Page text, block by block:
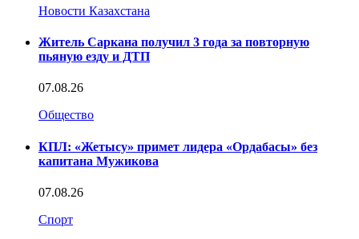
Новости Казахстана
Житель Саркана получил 3 года за повторную
пьяную езду и ДТП
07.08.26
Общество
КПЛ: «Жетысу» примет лидера «Ордабасы» без
капитана Мужикова
07.08.26
Спорт